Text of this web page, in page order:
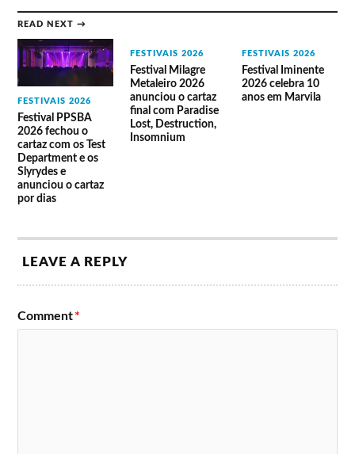
READ NEXT →
FESTIVAIS 2026
Festival PPSBA
2026 fechou o
cartaz com os Test
Department e os
Slyrydes e
anunciou o cartaz
por dias
FESTIVAIS 2026
Festival Milagre
Metaleiro 2026
anunciou o cartaz
final com Paradise
Lost, Destruction,
Insomnium
FESTIVAIS 2026
Festival Iminente
2026 celebra 10
anos em Marvila
LEAVE A REPLY
Comment*